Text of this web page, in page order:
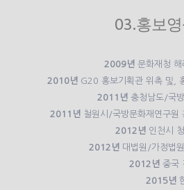
03.홍보
2009년 문화재청
2010년 G20 홍보기획관 위촉 및,
2011년 충청남도/국
2011년 철원시/국방문화재연구원
2012년 인천시
2012년 대법원/가정법
2012년 중국
2015년